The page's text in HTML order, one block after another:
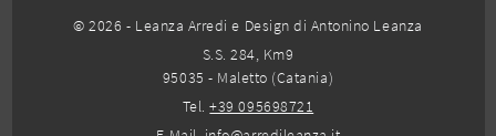
© 2026 - Leanza Arredi e Design di Antonino Leanza
S.S. 284, Km9
95035 - Maletto (Catania)
Tel.+39 095698721